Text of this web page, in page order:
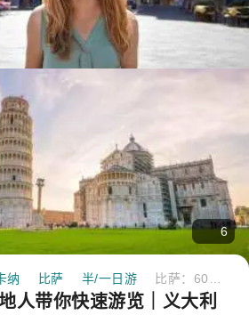
6
纳 比萨 半/一日游
人带你快速游览｜义大利